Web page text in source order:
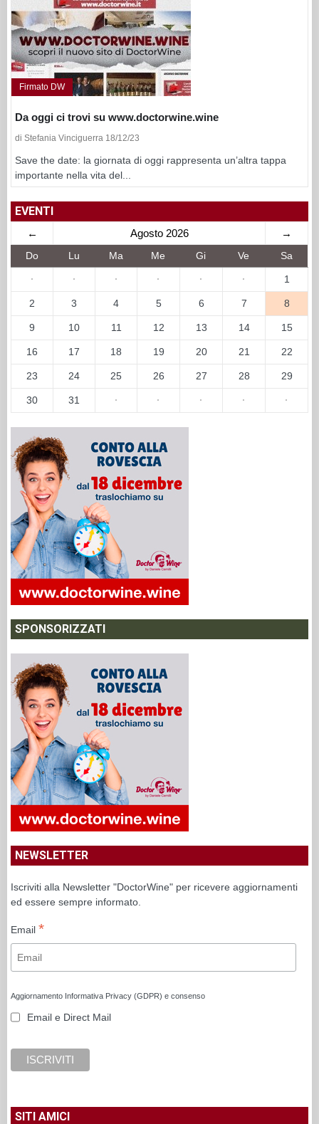
Firmato DW
Da oggi ci trovi su www.doctorwine.wine
di Stefania Vinciguerra 18/12/23
Save the date: la giornata di oggi rappresenta un’altra tappa
importante nella vita del...
EVENTI
← Agosto 2026 →
Do Lu Ma Me Gi Ve Sa
· · · · · · 1
2 3 4 5 6 7 8
9 10 11 12 13 14 15
16 17 18 19 20 21 22
23 24 25 26 27 28 29
30 31 · · · · ·
SPONSORIZZATI
NEWSLETTER
Iscriviti alla Newsletter "DoctorWine" per ricevere aggiornamenti
ed essere sempre informato.
Email *
Aggiornamento Informativa Privacy (GDPR) e consenso
Email e Direct Mail
SITI AMICI